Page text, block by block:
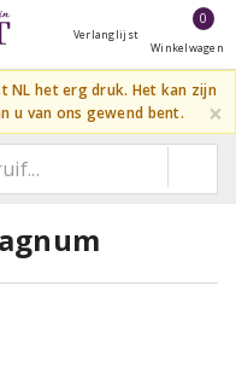
Verlanglijst
0
Winkelwagen
NL het erg druk. Het kan zijn
u van ons gewend bent.
×